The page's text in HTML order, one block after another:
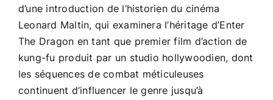
d’une introduction de l’historien du cinéma
Leonard Maltin, qui examinera l’héritage d’Enter
The Dragon en tant que premier film d’action de
kung-fu produit par un studio hollywoodien, dont
les séquences de combat méticuleuses
continuent d’influencer le genre jusqu’à